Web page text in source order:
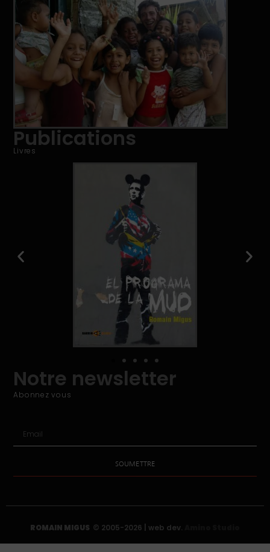
Publications
Livres
Notre newsletter
Abonnez vous
SOUMETTRE
ROMAIN MIGUS © 2005-2026 | web dev.